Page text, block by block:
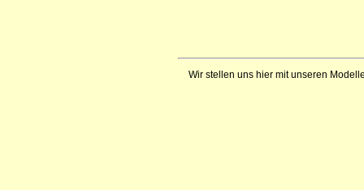
Wir stellen uns hier mit unseren